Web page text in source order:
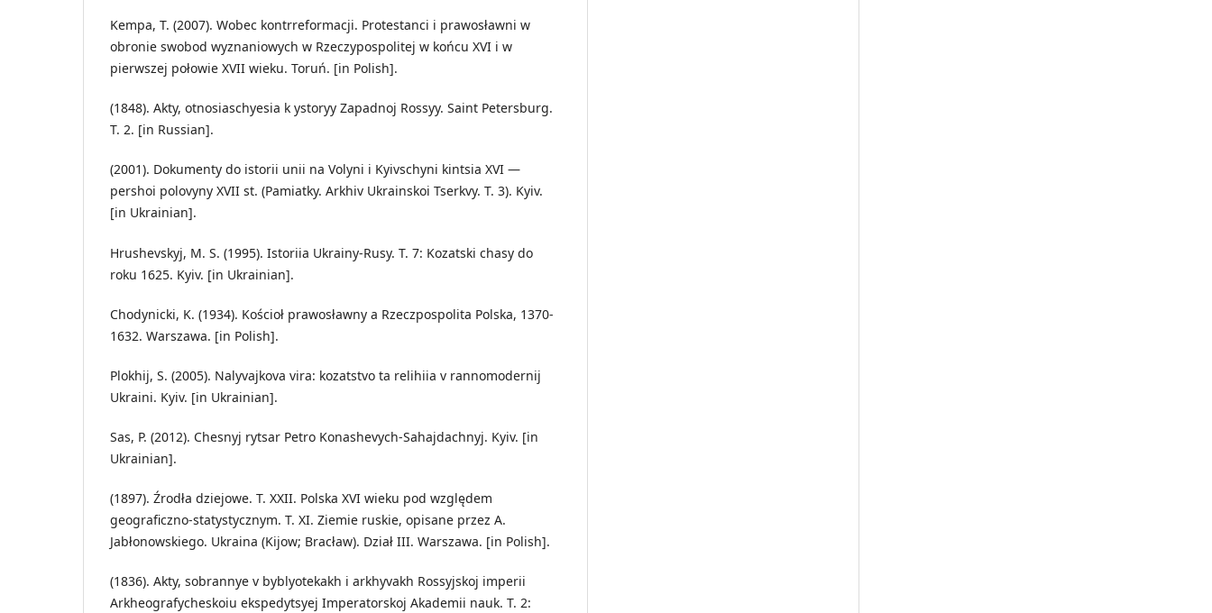
Kempa, T. (2007). Wobec kontrreformacji. Protestanci i prawosławni w
obronie swobod wyznaniowych w Rzeczypospolitej w końcu XVI i w
pierwszej połowie XVII wieku. Toruń. [in Polish].
(1848). Akty, otnosiaschyesia k ystoryy Zapadnoj Rossyy. Saint Petersburg.
T. 2. [in Russian].
(2001). Dokumenty do istorii unii na Volyni i Kyivschyni kintsia XVI —
pershoi polovyny XVII st. (Pamiatky. Arkhiv Ukrainskoi Tserkvy. T. 3). Kyiv.
[in Ukrainian].
Hrushevskyj, M. S. (1995). Istoriia Ukrainy-Rusy. T. 7: Kozatski chasy do
roku 1625. Kyiv. [in Ukrainian].
Chodynicki, K. (1934). Kościoł prawosławny a Rzeczpospolita Polska, 1370-
1632. Warszawa. [in Polish].
Plokhij, S. (2005). Nalyvajkova vira: kozatstvo ta relihiia v rannomodernij
Ukraini. Kyiv. [in Ukrainian].
Sas, P. (2012). Chesnyj rytsar Petro Konashevych-Sahajdachnyj. Kyiv. [in
Ukrainian].
(1897). Źrodła dziejowe. T. XXII. Polska XVI wieku pod względem
geograficzno-statystycznym. T. XI. Ziemie ruskie, opisane przez A.
Jabłonowskiego. Ukraina (Kijow; Bracław). Dział III. Warszawa. [in Polish].
(1836). Akty, sobrannye v byblyotekakh i arkhyvakh Rossyjskoj imperii
Arkheografycheskoiu ekspedytsyej Imperatorskoj Akademii nauk. T. 2: